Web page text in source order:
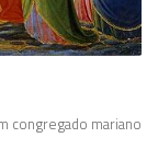
congregado mariano